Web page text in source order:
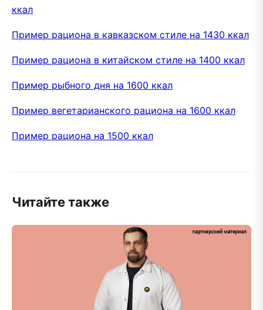
ккал
Пример рациона в кавказском стиле на 1430 ккал
Пример рациона в китайском стиле на 1400 ккал
Пример рыбного дня на 1600 ккал
Пример вегетарианского рациона на 1600 ккал
Пример рациона на 1500 ккал
Читайте также